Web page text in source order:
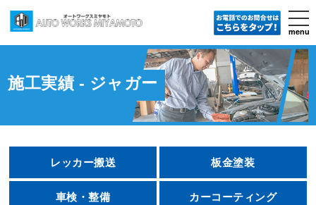
Skip
content
menu
施工実績 - ジャガー
レッカー搬送 板金塗装
車検・整備 カーコーティング